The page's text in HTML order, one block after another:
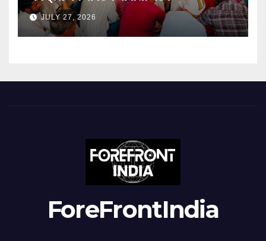
JULY 27, 2026
ForeFrontIndia